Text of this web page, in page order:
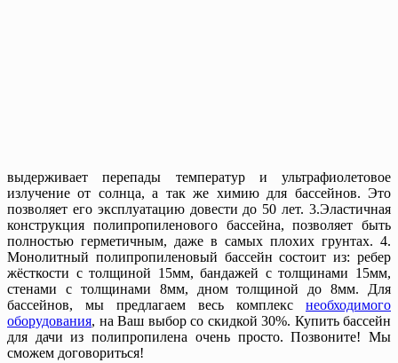
выдерживает перепады температур и ультрафиолетовое
излучение от солнца, а так же химию для бассейнов. Это
позволяет его эксплуатацию довести до 50 лет. 3.Эластичная
конструкция полипропиленового бассейна, позволяет быть
полностью герметичным, даже в самых плохих грунтах. 4.
Монолитный полипропиленовый бассейн состоит из: ребер
жёсткости с толщиной 15мм, бандажей с толщинами 15мм,
стенами с толщинами 8мм, дном толщиной до 8мм. Для
бассейнов, мы предлагаем весь комплекс необходимого
оборудования, на Ваш выбор со скидкой 30%. Купить бассейн
для дачи из полипропилена очень просто. Позвоните! Мы
сможем договориться!